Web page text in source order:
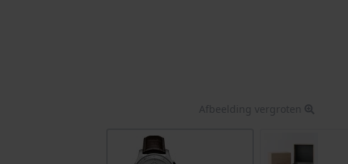
Afbeelding vergroten